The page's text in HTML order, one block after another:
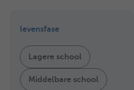
levensfase
Lagere school
Middelbare school